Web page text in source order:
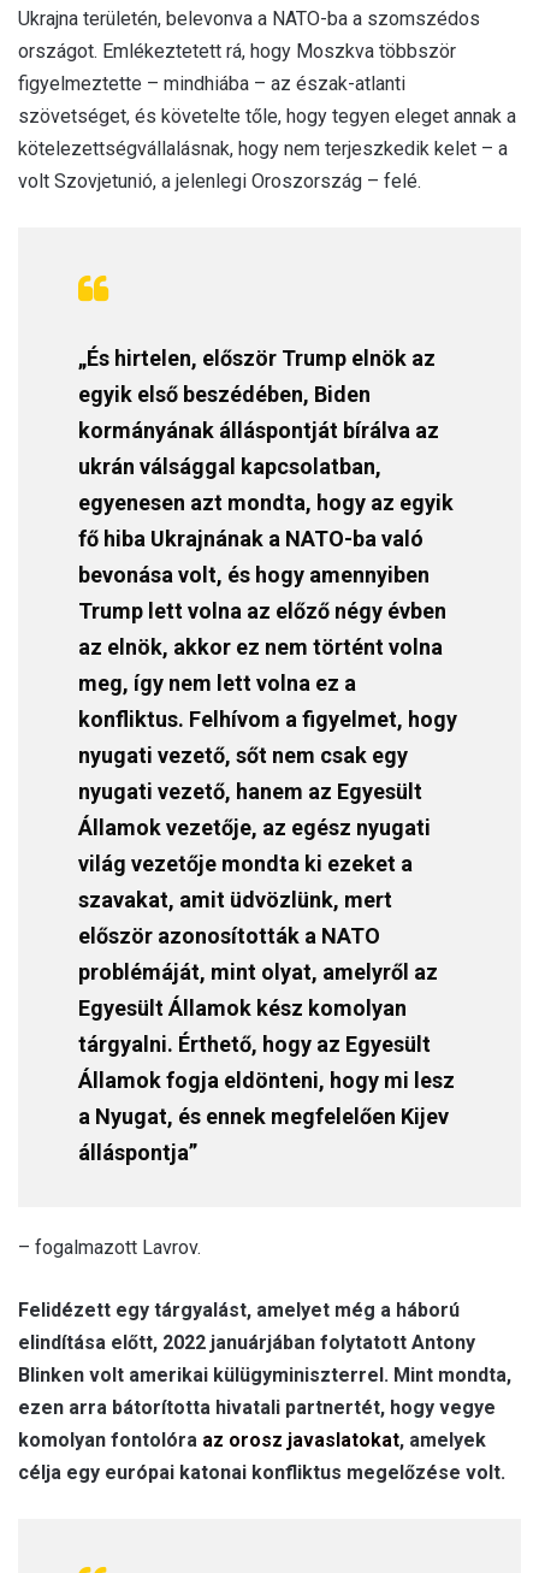
Ukrajna területén, belevonva a NATO-ba a szomszédos
országot. Emlékeztetett rá, hogy Moszkva többször
figyelmeztette – mindhiába – az észak-atlanti
szövetséget, és követelte tőle, hogy tegyen eleget annak a
kötelezettségvállalásnak, hogy nem terjeszkedik kelet – a
volt Szovjetunió, a jelenlegi Oroszország – felé.
„És hirtelen, először Trump elnök az
egyik első beszédében, Biden
kormányának álláspontját bírálva az
ukrán válsággal kapcsolatban,
egyenesen azt mondta, hogy az egyik
fő hiba Ukrajnának a NATO-ba való
bevonása volt, és hogy amennyiben
Trump lett volna az előző négy évben
az elnök, akkor ez nem történt volna
meg, így nem lett volna ez a
konfliktus. Felhívom a figyelmet, hogy
nyugati vezető, sőt nem csak egy
nyugati vezető, hanem az Egyesült
Államok vezetője, az egész nyugati
világ vezetője mondta ki ezeket a
szavakat, amit üdvözlünk, mert
először azonosították a NATO
problémáját, mint olyat, amelyről az
Egyesült Államok kész komolyan
tárgyalni. Érthető, hogy az Egyesült
Államok fogja eldönteni, hogy mi lesz
a Nyugat, és ennek megfelelően Kijev
álláspontja”
– fogalmazott Lavrov.
Felidézett egy tárgyalást, amelyet még a háború
elindítása előtt, 2022 januárjában folytatott Antony
Blinken volt amerikai külügyminiszterrel. Mint mondta,
ezen arra bátorította hivatali partnertét, hogy vegye
komolyan fontolóra az orosz javaslatokat, amelyek
célja egy európai katonai konfliktus megelőzése volt.